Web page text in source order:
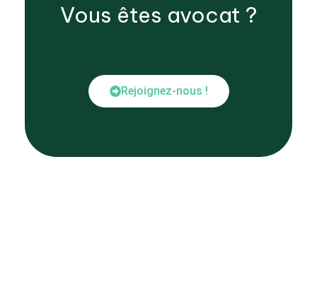
Vous êtes avocat ?
Rejoignez-nous !